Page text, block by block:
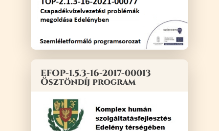
EFOP-1.5.3-16-2017-00013
Ösztöndíj program